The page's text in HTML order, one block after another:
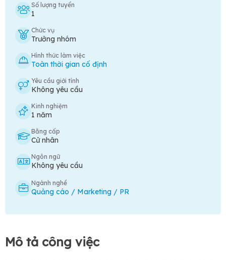
Số lượng tuyển
1
Chức vụ
Trưởng nhóm
Hình thức làm việc
Toàn thời gian cố định
Yêu cầu giới tính
Không yêu cầu
Kinh nghiệm
1 năm
Bằng cấp
Cử nhân
Ngôn ngữ
Không yêu cầu
Ngành nghề
Quảng cáo / Marketing / PR
Mô tả công việc